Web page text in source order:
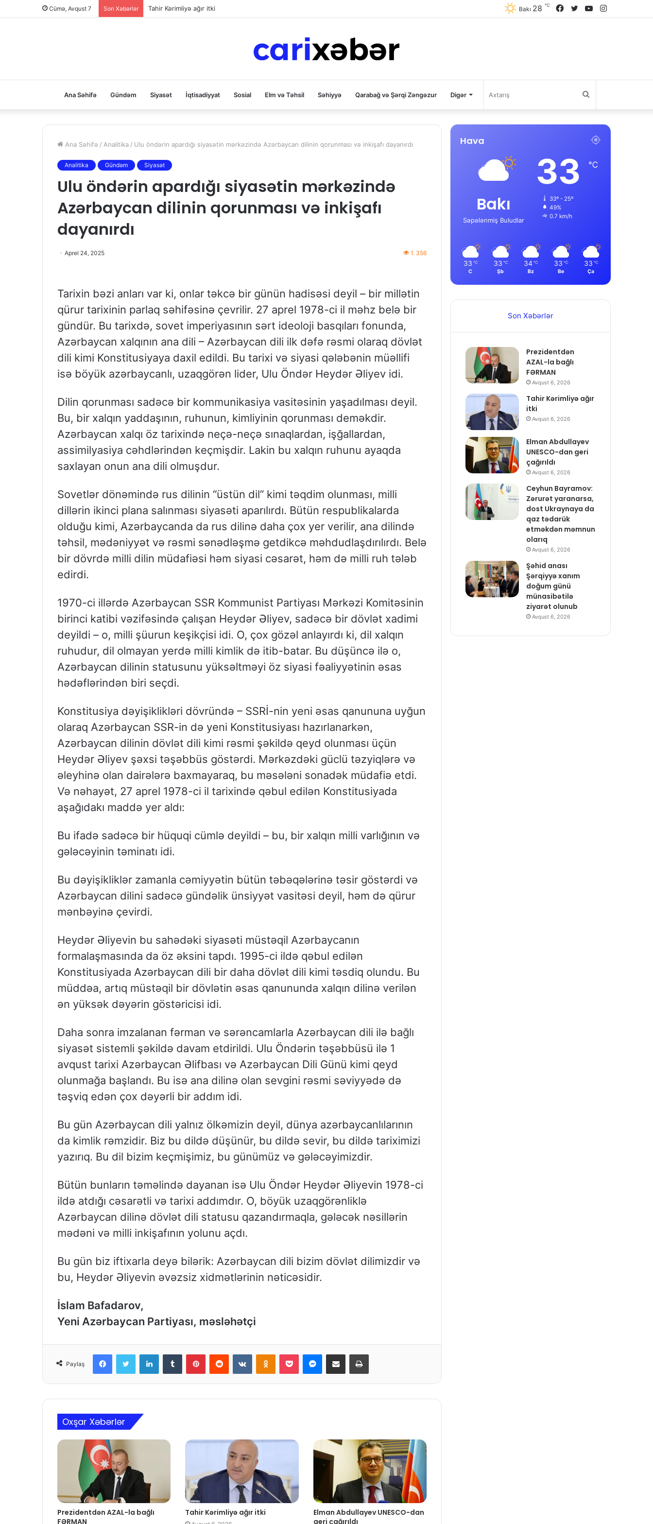
Cümə, Avqust 7 Son Xəbərlər Tahir Kərimliyə ağır itki YouTube
Twitter
Facebook
Bakı 28 ℃
Ana Səhifə Gündəm Siyasət İqtisadiyyat Sosial Elm və Təhsil Səhiyyə Qarabağ və Şərqi Zəngəzur Digər Axtarış
Ana Səhifə / Analitika / Ulu öndərin apardığı siyasətin mərkəzində Azərbaycan dilinin qorunması və inkişafı dayanırdı
Analitika Gündəm Siyasət
Ulu öndərin apardığı siyasətin mərkəzində
Azərbaycan dilinin qorunması və inkişafı
dayanırdı
Aprel 24, 2025 1. 356
Tarixin bəzi anları var ki, onlar təkcə bir günün hadisəsi deyil – bir millətin
qürur tarixinin parlaq səhifəsinə çevrilir. 27 aprel 1978-ci il məhz belə bir
gündür. Bu tarixdə, sovet imperiyasının sərt ideoloji basqıları fonunda,
Azərbaycan xalqının ana dili – Azərbaycan dili ilk dəfə rəsmi olaraq dövlət
dili kimi Konstitusiyaya daxil edildi. Bu tarixi və siyasi qələbənin müəllifi
isə böyük azərbaycanlı, uzaqgörən lider, Ulu Öndər Heydər Əliyev idi.
Dilin qorunması sadəcə bir kommunikasiya vasitəsinin yaşadılması deyil.
Bu, bir xalqın yaddaşının, ruhunun, kimliyinin qorunması deməkdir.
Azərbaycan xalqı öz tarixində neçə-neçə sınaqlardan, işğallardan,
assimilyasiya cəhdlərindən keçmişdir. Lakin bu xalqın ruhunu ayaqda
saxlayan onun ana dili olmuşdur.
Sovetlər dönəmində rus dilinin “üstün dil” kimi təqdim olunması, milli
dillərin ikinci plana salınması siyasəti aparılırdı. Bütün respublikalarda
olduğu kimi, Azərbaycanda da rus dilinə daha çox yer verilir, ana dilində
təhsil, mədəniyyət və rəsmi sənədləşmə getdikcə məhdudlaşdırılırdı. Belə
bir dövrdə milli dilin müdafiəsi həm siyasi cəsarət, həm də milli ruh tələb
edirdi.
1970-ci illərdə Azərbaycan SSR Kommunist Partiyası Mərkəzi Komitəsinin
birinci katibi vəzifəsində çalışan Heydər Əliyev, sadəcə bir dövlət xadimi
deyildi – o, milli şüurun keşikçisi idi. O, çox gözəl anlayırdı ki, dil xalqın
ruhudur, dil olmayan yerdə milli kimlik də itib-batar. Bu düşüncə ilə o,
Azərbaycan dilinin statusunu yüksəltməyi öz siyasi fəaliyyətinin əsas
hədəflərindən biri seçdi.
Konstitusiya dəyişiklikləri dövründə – SSRİ-nin yeni əsas qanununa uyğun
olaraq Azərbaycan SSR-in də yeni Konstitusiyası hazırlanarkən,
Azərbaycan dilinin dövlət dili kimi rəsmi şəkildə qeyd olunması üçün
Heydər Əliyev şəxsi təşəbbüs göstərdi. Mərkəzdəki güclü təzyiqlərə və
əleyhinə olan dairələrə baxmayaraq, bu məsələni sonadək müdafiə etdi.
Və nəhayət, 27 aprel 1978-ci il tarixində qəbul edilən Konstitusiyada
aşağıdakı maddə yer aldı:
Bu ifadə sadəcə bir hüquqi cümlə deyildi – bu, bir xalqın milli varlığının və
gələcəyinin təminatı idi.
Bu dəyişikliklər zamanla cəmiyyətin bütün təbəqələrinə təsir göstərdi və
Azərbaycan dilini sadəcə gündəlik ünsiyyət vasitəsi deyil, həm də qürur
mənbəyinə çevirdi.
Heydər Əliyevin bu sahədəki siyasəti müstəqil Azərbaycanın
formalaşmasında da öz əksini tapdı. 1995-ci ildə qəbul edilən
Konstitusiyada Azərbaycan dili bir daha dövlət dili kimi təsdiq olundu. Bu
müddəa, artıq müstəqil bir dövlətin əsas qanununda xalqın dilinə verilən
ən yüksək dəyərin göstəricisi idi.
Daha sonra imzalanan fərman və sərəncamlarla Azərbaycan dili ilə bağlı
siyasət sistemli şəkildə davam etdirildi. Ulu Öndərin təşəbbüsü ilə 1
avqust tarixi Azərbaycan Əlifbası və Azərbaycan Dili Günü kimi qeyd
olunmağa başlandı. Bu isə ana dilinə olan sevgini rəsmi səviyyədə də
təşviq edən çox dəyərli bir addım idi.
Bu gün Azərbaycan dili yalnız ölkəmizin deyil, dünya azərbaycanlılarının
da kimlik rəmzidir. Biz bu dildə düşünür, bu dildə sevir, bu dildə tariximizi
yazırıq. Bu dil bizim keçmişimiz, bu günümüz və gələcəyimizdir.
Bütün bunların təməlində dayanan isə Ulu Öndər Heydər Əliyevin 1978-ci
ildə atdığı cəsarətli və tarixi addımdır. O, böyük uzaqgörənliklə
Azərbaycan dilinə dövlət dili statusu qazandırmaqla, gələcək nəsillərin
mədəni və milli inkişafının yolunu açdı.
Bu gün biz iftixarla deyə bilərik: Azərbaycan dili bizim dövlət dilimizdir və
bu, Heydər Əliyevin əvəzsiz xidmətlərinin nəticəsidir.
İslam Bafadarov,
Yeni Azərbaycan Partiyası, məsləhətçi
Paylaş
Oxşar Xəbərlər
Prezidentdən AZAL-la bağlı
FƏRMAN
Tahir Kərimliyə ağır itki
Elman Abdullayev UNESCO-dan
geri çağırıldı
Hava
Bakı
Səpələnmiş Buludlar
33 ℃
33º - 25º
49%
0.7 km/h
33 ℃
C
33 ℃
Şb
34 ℃
Bz
33 ℃
Be
33 ℃
Ça
Son Xəbərlər
Prezidentdən
AZAL-la bağlı
FƏRMAN
Avqust 6, 2026
Tahir Kərimliyə ağır
itki
Avqust 6, 2026
Elman Abdullayev
UNESCO-dan geri
çağırıldı
Avqust 6, 2026
Ceyhun Bayramov:
Zərurət yaranarsa,
dost Ukraynaya da
qaz tədarük
etməkdən məmnun
olarıq
Avqust 6, 2026
Şəhid anası
Şərqiyyə xanım
doğum günü
münasibətilə
ziyarət olunub
Avqust 6, 2026